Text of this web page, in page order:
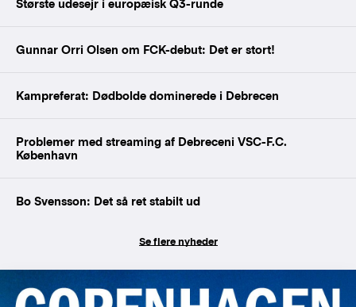
Største udesejr i europæisk Q3-runde
Gunnar Orri Olsen om FCK-debut: Det er stort!
Kampreferat: Dødbolde dominerede i Debrecen
Problemer med streaming af Debreceni VSC-F.C.
København
Bo Svensson: Det så ret stabilt ud
Se flere nyheder